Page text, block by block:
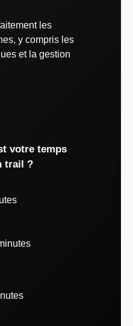
les
y compris les
et la gestion
votre temps
trail ?